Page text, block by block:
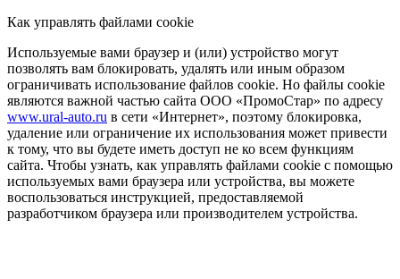
Как управлять файлами cookie
Используемые вами браузер и (или) устройство могут
позволять вам блокировать, удалять или иным образом
ограничивать использование файлов cookie. Но файлы cookie
являются важной частью сайта ООО «ПромоСтар» по адресу
www.ural-auto.ru в сети «Интернет», поэтому блокировка,
удаление или ограничение их использования может привести
к тому, что вы будете иметь доступ не ко всем функциям
сайта. Чтобы узнать, как управлять файлами cookie с помощью
используемых вами браузера или устройства, вы можете
воспользоваться инструкцией, предоставляемой
разработчиком браузера или производителем устройства.